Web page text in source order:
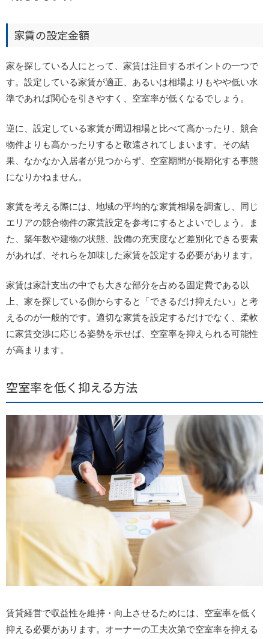
家賃の設定金額
家を探している人にとって、家賃は注目するポイントの一つで
す。設定している家賃が適正、あるいは相場よりもやや低い水
準であれば関心を引きやすく、空室率が低くなるでしょう。
逆に、設定している家賃が周辺相場と比べて高かったり、競合
物件よりも高かったりすると敬遠されてしまいます。その結
果、なかなか入居者が見つからず、空室期間が長期化する事態
になりかねません。
家賃を考える際には、地域の平均的な家賃相場を調査し、同じ
エリアの競合物件の家賃設定を参考にするとよいでしょう。ま
た、築年数や建物の状態、設備の充実度など差別化できる要素
があれば、それらを加味した家賃を設定する必要があります。
家賃は家計支出の中でも大きな部分を占める固定費である以
上、家を探している側からすると「できるだけ抑えたい」と考
えるのが一般的です。適切な家賃を設定するだけでなく、柔軟
に家賃交渉に応じる姿勢を示せば、空室率を抑えられる可能性
が高まります。
空室率を低く抑える方法
賃貸経営で収益性を維持・向上させるためには、空室率を低く
抑える必要があります。オーナーの工夫次第で空室率を抑える